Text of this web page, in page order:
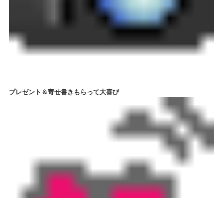
プレゼント＆寄せ書きもらって大喜び